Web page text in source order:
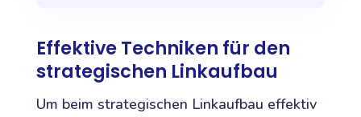
Effektive Techniken für den
strategischen Linkaufbau
Um beim strategischen Linkaufbau effektiv